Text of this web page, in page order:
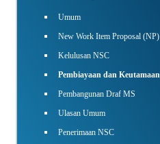
Umum
New Work Item Proposal (NP)
Kelulusan NSC
Pembiayaan dan Keutamaan
Pembangunan Draf MS
Ulasan Umum
Penerimaan NSC